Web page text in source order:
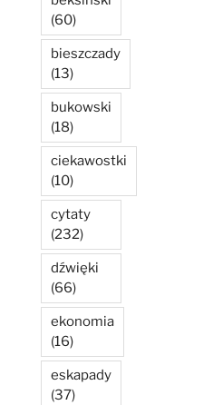
(60)
bieszczady
(13)
bukowski
(18)
ciekawostki
(10)
cytaty
(232)
dźwięki
(66)
ekonomia
(16)
eskapady
(37)